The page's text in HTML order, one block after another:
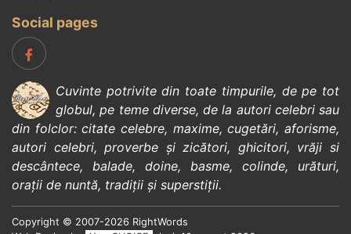
Social pages
Cuvinte potrivite din toate timpurile, de pe tot
globul, pe teme diverse, de la autori celebrisau
din folclor:citate celebre, maxime,cugetări,aforisme,
autori celebri,proverbe și zicători, ghicitori, vrăji si
descântece, balade, doine, basme, colinde, urături,
orații de nuntă, tradiții și superstiții.
Copyright © 2007-2026 RightWords